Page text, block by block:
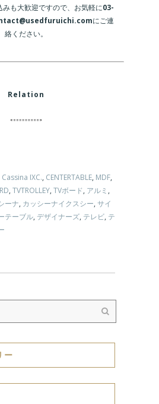
みも大歓迎ですので、お気軽に03-
にご連
絡ください。
Relation
Cassina IXC., CENTERTABLE, MDF,
, TVTROLLEY, TVボード, アルミ ,
ーナ, カッシーナイクスシー, サイ
テーブル, デザイナーズ, テレビ, テ
ー